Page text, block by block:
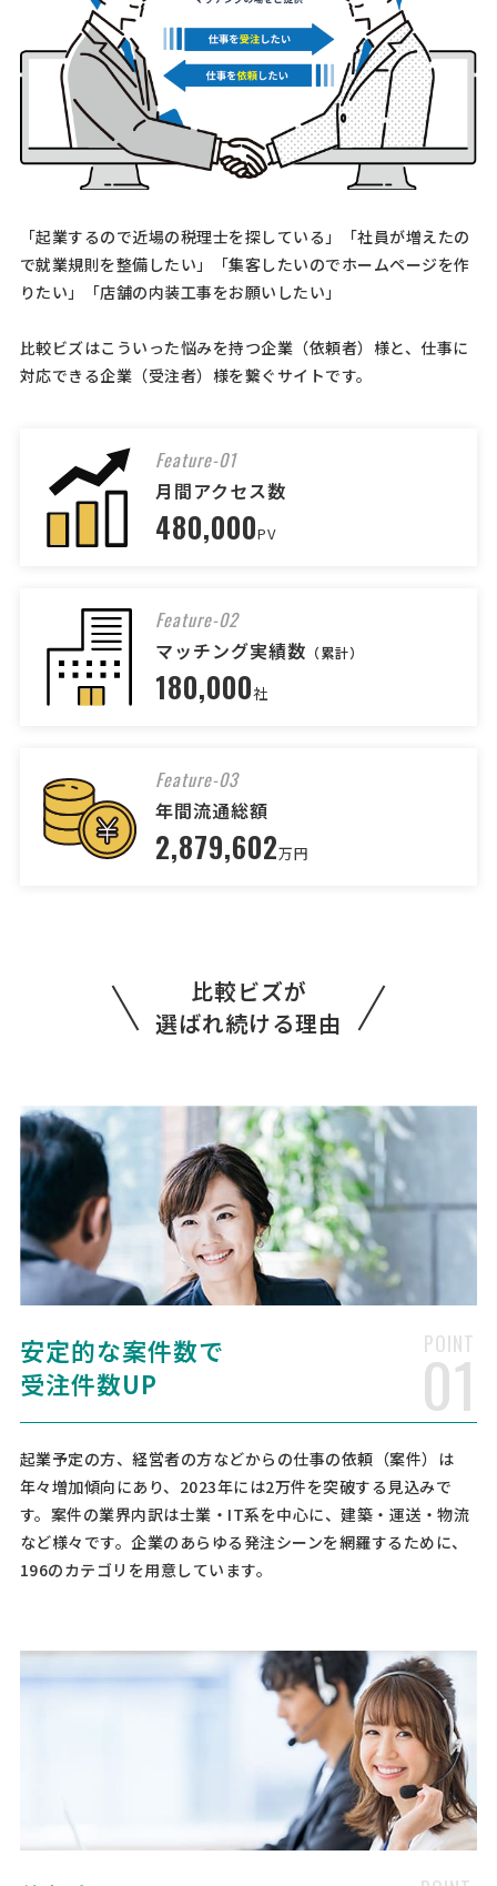
「起業するので近場の税理士を探している」「社員が増えたの
で就業規則を整備したい」「集客したいのでホームページを作
りたい」「店舗の内装工事をお願いしたい」
比較ビズはこういった悩みを持つ企業（依頼者）様と、仕事に
対応できる企業（受注者）様を繋ぐサイトです。
Feature-01
月間アクセス数
480,000PV
Feature-02
マッチング実績数 （累計）
180,000社
Feature-03
年間流通総額
2,879,602万円
比較ビズが
選ばれ続ける理由
POINT
01
安定的な案件数で
受注件数UP
起業予定の方、経営者の方などからの仕事の依頼（案件）は
年々増加傾向にあり、2023年には2万件を突破する見込みで
す。案件の業界内訳は士業・IT系を中心に、建築・運送・物流
など様々です。企業のあらゆる発注シーンを網羅するために、
196のカテゴリを用意しています。
報を専門に扱っています。 申請可能な補 …
【飲食店サービスマニュアルの作成】
経営コンサルタント > 業務改善コンサルタント
総額予算 相談して決めたい 依頼地域 東京都
質の向上、新人研修用に活用したいと考えています。マニュアルには、
接客マナー、衛生管理、ホスピタリティなどを重点的 …
トへの相談・問合せ
経営コンサルタント > 経営コンサルタント
[相談・依頼の種類] 経営相談 経営診断 スポットコンサル [相談・依頼
したい内容] 会社にお金が残らない 支払いがいつも遅れるなどを正常
化したい [原状の問題点] 人件費率や原価率も計算できない 経営素人
[御社の業種] 飲食業 [会社規模] 11名〜30名 …
相談・問合せ
経営コンサルタント > 経営コンサルタント
総額予算 相談して決めたい
当社は、各御客様の品質基準やJIS,JEM,JEC等 …
【シイタケ栽培ハウスの断熱改修工事・新築
計画に活用可能な補助金・助成金の相談】補
[御社の業種] 水産・農林業 [会社規模] 6名〜10名 [年商] 1億以下 [事業
計画書の有無] 無し [申請予定の金額] 1000万以下 [相談内容] このた
び、お取引先様の断熱改修工事および新築計画に関連し、 活用可能な
【会社設立の相談】の見積もり依頼
経営コンサルタント > 起業・開業コンサルタント
月額予算 相談して決めたい 依頼地域 神奈川県
[相談内容] 会社設立の相談をしたいです。会社設立の目的やビジョン
をお話しして、心の軽さを感じたいと思っています。設立予定の会社の
業種はカウンセリングで、6月下旬に東京都多摩市 聖蹟桜ヶ丘駅周辺で
補助金コンサルタントの相談
総額予算 相談して決めたい 依頼地域 東京都
有無] [申請予定の金額] [相談内容] 弊社では、RPAやBIなどのソフトウ
ェア製品を販売しておりますが、今後、お客様の導入促進のため、各
種補助金の対象製品として登録できない …
経営コンサルタント > 補助金コンサルタント
依頼地域 熊本県
[御社の業種] 建設業 [会社規模] 1名〜5名 [年商] 5億以下 [事業計画書
の有無] 無し [申請予定の金額] 1億以下 [相談内容] 中小企業省力化投
資補助金 【下記は、運営側で確認とれました追加情報となります】 確